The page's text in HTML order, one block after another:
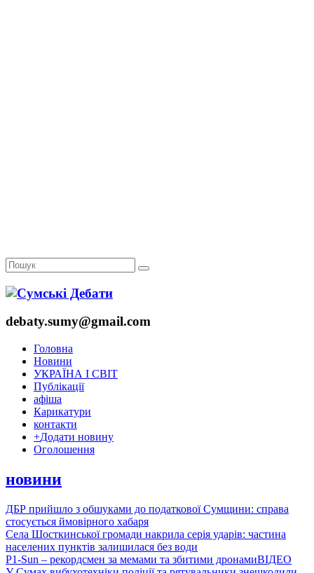
debaty.sumy@gmail.com
Головна
Новини
УКРАЇНА І СВІТ
Публікації
афіша
Карикатури
контакти
+Додати новину
Оголошення
новини
ДБР прийшло з обшуками до податкової Сумщини: справа
стосується ймовірного хабаря
Села Шосткинської громади накрила серія ударів: частина
населених пунктів залишилася без води
P1-Sun – рекордсмен за мемами та збитими дронамиВІДЕО